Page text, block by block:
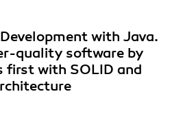
with Java.
quality software by
with SOLID and